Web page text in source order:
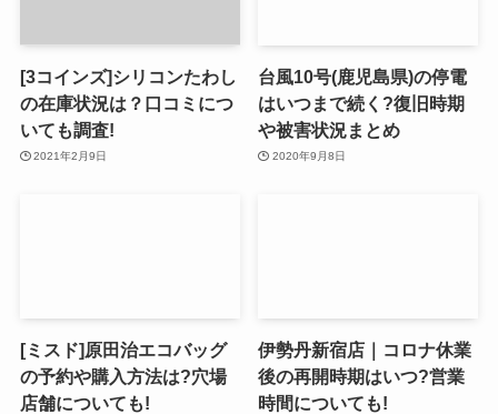
[3コインズ]シリコンたわし
の在庫状況は？口コミにつ
いても調査!
2021年2月9日
台風10号(鹿児島県)の停電
はいつまで続く?復旧時期
や被害状況まとめ
2020年9月8日
[ミスド]原田治エコバッグ
の予約や購入方法は?穴場
店舗についても!
伊勢丹新宿店｜コロナ休業
後の再開時期はいつ?営業
時間についても!